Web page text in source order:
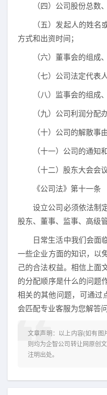
（四）公司股份总数
（五）发起人的姓
方式和出资时间；
（六）董事会的组成
（七）公司法定代表人
（八）监事会的组成
（九）公司利润分配办
（十）公司的解散事
（十一）公司的通知
（十二）股东大会会
《公司法》第十一条
设立公司必须依法制
股东、董事、监事、高级
日常生活中我们会面
一些企业方面的知识，以
己的合法权益。相信上面
的分配顺序是什么的问题
相关的其他问题，可通过
会匹配专业客服为您解答问
文章声明：以上内容(如有图
则均为企智公司转让网原创
注明出处。